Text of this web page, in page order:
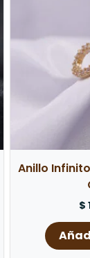
Anillo
$